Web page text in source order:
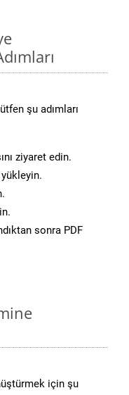
şu adımları
ziyaret edin.
yükleyin.
sonra PDF
için şu